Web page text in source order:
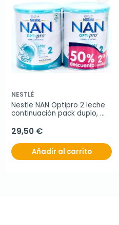
NESTLÉ
Nestle NAN Optipro 2 leche
continuación pack duplo,
29,50 €
Añadir al carrito